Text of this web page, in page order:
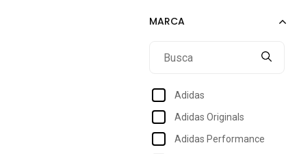
35/36
36/37
Adidas
Adidas Originals
Adidas Performance